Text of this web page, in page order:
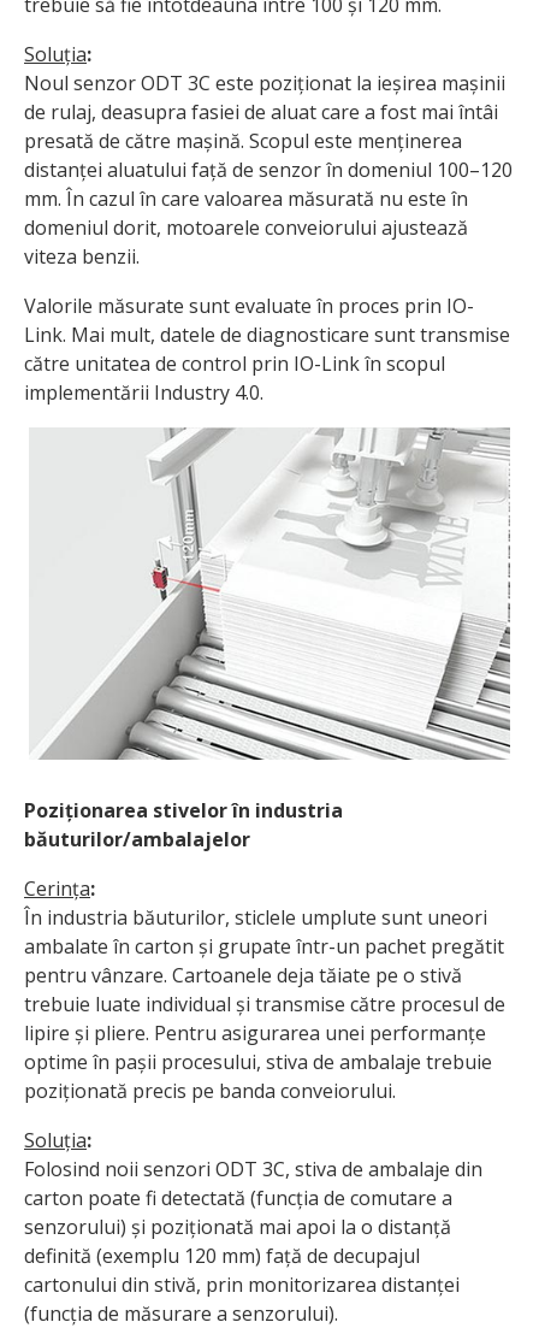
Soluția:
Noul senzor ODT 3C este poziționat la ieșirea mașinii
de rulaj, deasupra fasiei de aluat care a fost mai întâi
presată de către mașină. Scopul este menținerea
distanței aluatului față de senzor în domeniul 100–120
mm. În cazul în care valoarea măsurată nu este în
domeniul dorit, motoarele conveiorului ajustează
viteza benzii.
Valorile măsurate sunt evaluate în proces prin IO-
Link. Mai mult, datele de diagnosticare sunt transmise
către unitatea de control prin IO-Link în scopul
implementării Industry 4.0.
Poziționarea stivelor în industria
băuturilor/ambalajelor
Cerința:
În industria băuturilor, sticlele umplute sunt uneori
ambalate în carton și grupate într-un pachet pregătit
pentru vânzare. Cartoanele deja tăiate pe o stivă
trebuie luate individual și transmise către procesul de
lipire și pliere. Pentru asigurarea unei performanțe
optime în pașii procesului, stiva de ambalaje trebuie
poziționată precis pe banda conveiorului.
Soluția:
Folosind noii senzori ODT 3C, stiva de ambalaje din
carton poate fi detectată (funcția de comutare a
senzorului) și poziționată mai apoi la o distanță
definită (exemplu 120 mm) față de decupajul
cartonului din stivă, prin monitorizarea distanței
(funcția de măsurare a senzorului).